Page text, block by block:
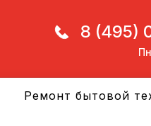
8 (495)
Ремонт бытовой